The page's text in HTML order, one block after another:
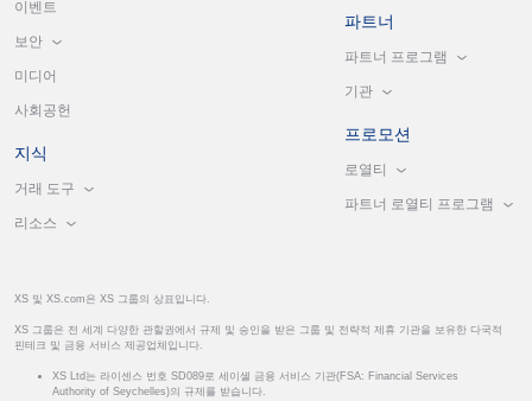
이벤트
보안
미디어
사회공헌
지식
거래 도구
리소스
파트너
파트너 프로그램
기관
프로모션
로열티
파트너 로열티 프로그램
XS 및 XS.com은 XS 그룹의 상표입니다.
XS 그룹은 전 세계 다양한 관할권에서 규제 및 승인을 받은 그룹 및 전략적 제휴 기관을 보유한 다국적
핀테크 및 금융 서비스 제공업체입니다.
XS Ltd는 라이센스 번호 SD089로 세이셸 금융 서비스 기관(FSA: Financial Services
Authority of Seychelles)의 규제를 받습니다.